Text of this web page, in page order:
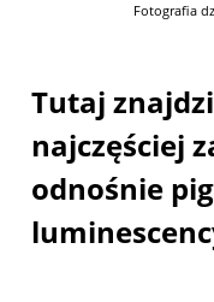
Fotografia
Tutaj
najczęściej
odnośnie